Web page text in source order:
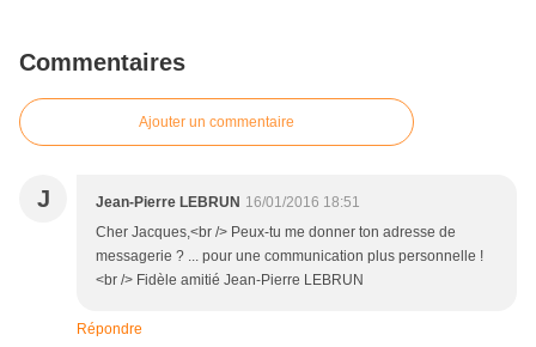
Commentaires
Ajouter un commentaire
J Jean-Pierre LEBRUN 16/01/2016 18:51
Cher Jacques,<br /> Peux-tu me donner ton adresse de
messagerie ? ... pour une communication plus personnelle !
<br /> Fidèle amitié Jean-Pierre LEBRUN
Répondre